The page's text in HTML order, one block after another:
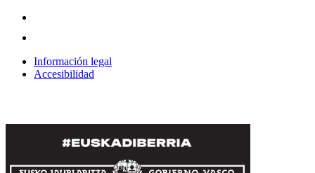
Información legal
Accesibilidad